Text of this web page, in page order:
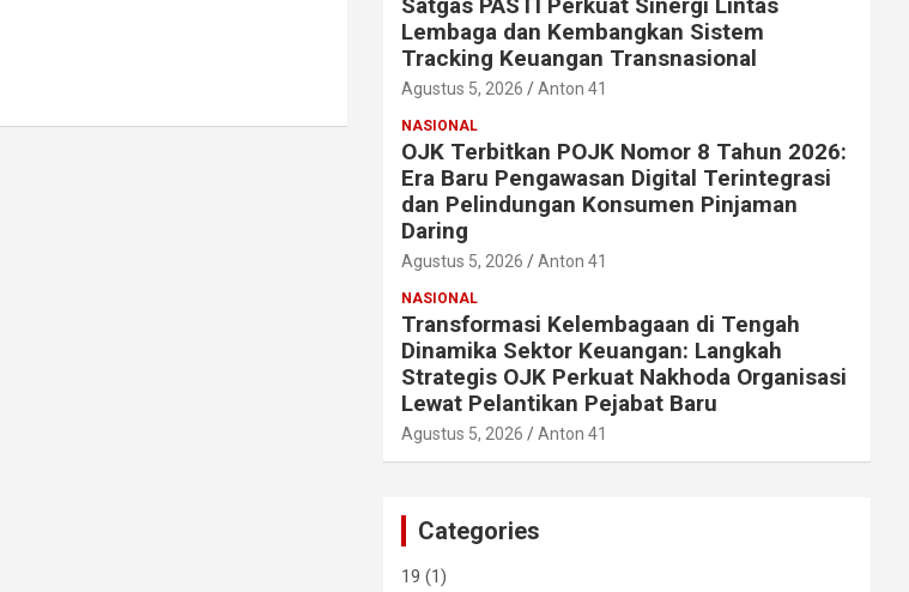
Satgas PASTI Perkuat Sinergi Lintas
Lembaga dan Kembangkan Sistem
Tracking Keuangan Transnasional
Agustus 5, 2026 Anton 41
NASIONAL
OJK Terbitkan POJK Nomor 8 Tahun 2026:
Era Baru Pengawasan Digital Terintegrasi
dan Pelindungan Konsumen Pinjaman
Daring
Agustus 5, 2026 Anton 41
NASIONAL
Transformasi Kelembagaan di Tengah
Dinamika Sektor Keuangan: Langkah
Strategis OJK Perkuat Nakhoda Organisasi
Lewat Pelantikan Pejabat Baru
Agustus 5, 2026 Anton 41
Categories
19 (1)